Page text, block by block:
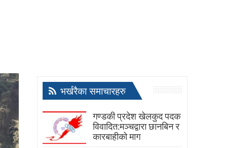
भर्खरैका समाचारहरु
गण्डकी प्रदेश खेलकुद पदक
विवादित:मञ्चद्वारा छानबिन र
कारबाहीको माग